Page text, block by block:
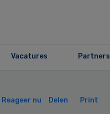
Vacatures Partners
Reageer nu Delen Print